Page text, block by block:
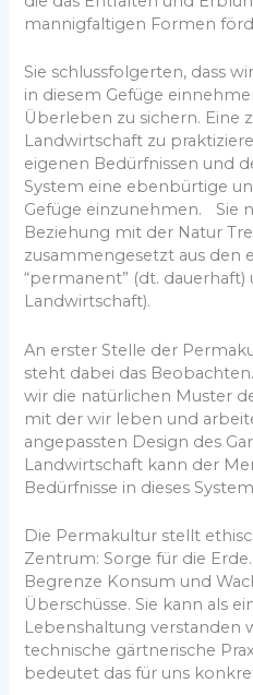
mannigfaltigen Formen
Sie schlussfolgerten, dass
in diesem Gefüge
Überleben zu sichern. Eine
Landwirtschaft zu
eigenen Bedürfnissen und
System eine ebenbürtige
Gefüge einzunehmen. Sie
Beziehung mit der Natur
zusammengesetzt aus den
“permanent” (dt. dauerhaft)
Landwirtschaft).
An erster Stelle der
steht dabei das
wir die natürlichen Muster
mit der wir leben und
angepassten Design des
Landwirtschaft kann der
Bedürfnisse in dieses
Die Permakultur stellt
Zentrum: Sorge für die
Begrenze Konsum und
Überschüsse. Sie kann als
Lebenshaltung verstanden
technische gärtnerische
bedeutet das für uns